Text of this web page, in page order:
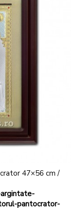
47×56 cm /
pantocrator-